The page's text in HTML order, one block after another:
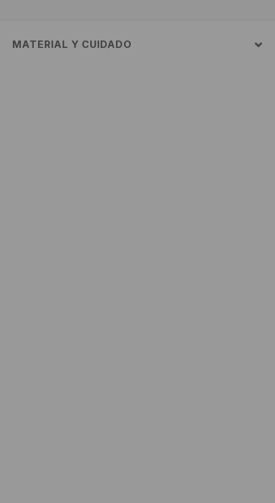
MATERIAL Y CUIDADO